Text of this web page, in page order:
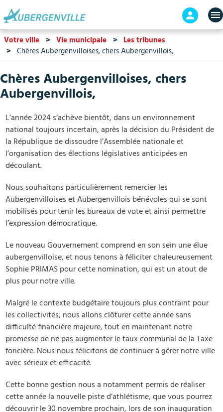
contenu
principal
En-
tête
Votre ville Vie municipale
Les tribunes
Chères Aubergenvilloises, chers Aubergenvillois,
Chères Aubergenvilloises, chers
Aubergenvillois,
L’année 2024 s’achève bientôt, dans un environnement
national toujours incertain, après la décision du Président de
la République de dissoudre l’Assemblée nationale et
l’organisation des élections législatives anticipées en
découlant.
Nous souhaitons particulièrement remercier les
Aubergenvilloises et Aubergenvillois bénévoles qui se sont
mobilisés pour tenir les bureaux de vote et ainsi permettre
l’expression démocratique.
Le nouveau Gouvernement comprend en son sein une élue
aubergenvilloise, et nous tenons à féliciter chaleureusement
Sophie PRIMAS pour cette nomination, qui est un atout de
plus pour notre ville.
Malgré le contexte budgétaire toujours plus contraint pour
les collectivités, nous allons clôturer cette année sans
difficulté financière majeure, tout en maintenant notre
promesse de ne pas augmenter le taux communal de la Taxe
foncière. Nous nous félicitons de continuer à gérer notre ville
avec sérieux et efficacité.
Cette bonne gestion nous a notamment permis de réaliser
cette année la nouvelle piste d’athlétisme, que vous pourrez
découvrir le 30 novembre prochain, lors de son inauguration